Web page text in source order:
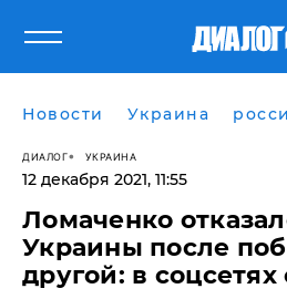
Новости Украина
ДИАЛОГ УКРАИНА
12 декабря 2021, 11:55
Ломаченко
Украины после
другой: в соцсетях